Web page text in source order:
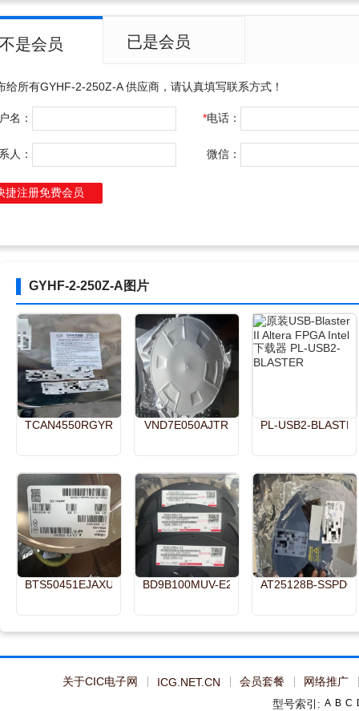
是会员 已是会员
给所有GYHF-2-250Z-A供应商，请认真填写联系方式！
名： *电话：
人： 微信：
捷注册免费会员
GYHF-2-250Z-A图片
TCAN4550RGYRQ1 VND7E050AJTR PL-USB2-
BTS50451EJAXUMA1 BD9B100MUV-E2 AT25128B-
关于CIC电子网 ICG.NET.CN 会员套餐
网络推广
型号索引: A B C